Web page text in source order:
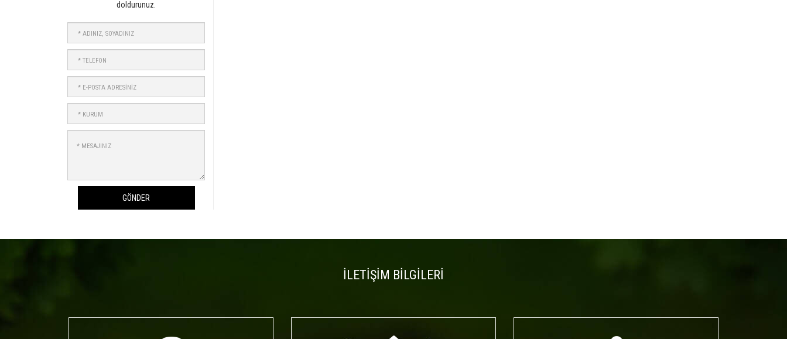
doldurunuz.
SOYADINIZ
ADRESİNİZ
GÖNDER
İLETİŞİM BİLGİLERİ